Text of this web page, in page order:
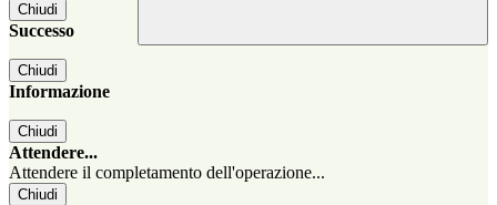
Chiudi
Successo
Chiudi
Informazione
Chiudi
Attendere...
Attendere il completamento dell'operazione...
Chiudi